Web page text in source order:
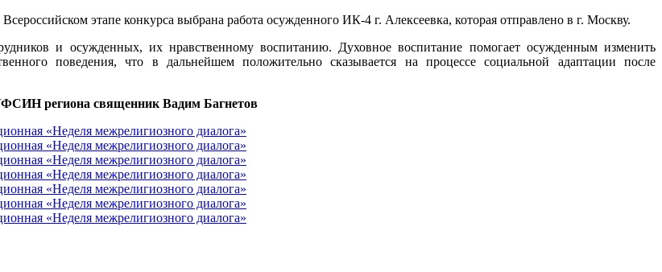
этапе конкурса выбрана работа осужденного ИК-4 г. Алексеевка, которая отправлено в г. Москву.
и осужденных, их нравственному воспитанию. Духовное воспитание помогает осужденным изменить
поведения, что в дальнейшем положительно сказывается на процессе социальной адаптации после
региона священник Вадим Багнетов